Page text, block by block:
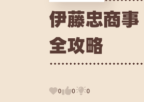
伊藤忠商
全攻略
0 0 0